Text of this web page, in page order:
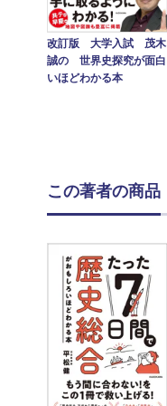
改訂版 大学入試 茂木
誠の 世界史探究が面白
いほどわかる本
この著者の商品